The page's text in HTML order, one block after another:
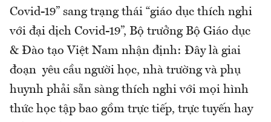
Covid-19” sang trạng thái “giáo dục thích nghi
với đại dịch Covid-19”, Bộ trưởng Bộ Giáo dục
& Đào tạo Việt Nam nhận định: Đây là giai
đoạn yêu cầu người học, nhà trường và phụ
huynh phải sẵn sàng thích nghi với mọi hình
thức học tập bao gồm trực tiếp, trực tuyến hay